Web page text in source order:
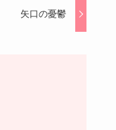
矢口の憂鬱